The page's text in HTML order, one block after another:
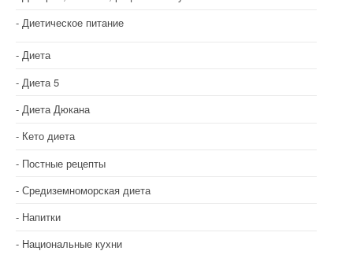
Диетическое питание
Диета
Диета 5
Диета Дюкана
Кето диета
Постные рецепты
Средиземноморская диета
Напитки
Национальные кухни